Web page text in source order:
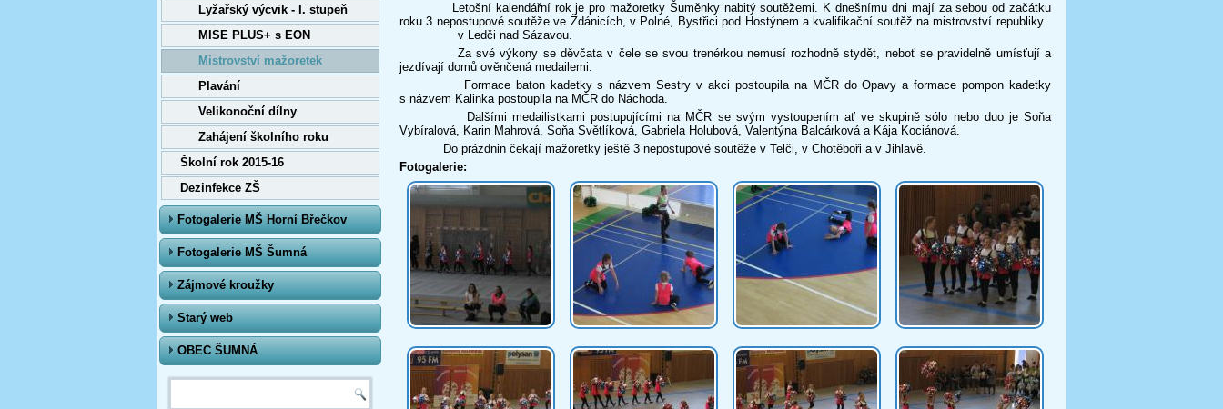
Lyžařský výcvik - I. stupeň
MISE PLUS+ s EON
Mistrovství mažoretek
Plavání
Velikonoční dílny
Zahájení školního roku
Školní rok 2015-16
Dezinfekce ZŠ
Fotogalerie MŠ Horní Břečkov
Fotogalerie MŠ Šumná
Zájmové kroužky
Starý web
OBEC ŠUMNÁ
Vyhledávání
Letošní kalendářní rok je pro mažoretky Šuměnky nabitý soutěžemi. K dnešnímu dni mají za sebou od začátku
roku 3 nepostupové soutěže ve Ždánicích, v Polné, Bystřici pod Hostýnem a kvalifikační soutěž na mistrovství republiky
v Ledči nad Sázavou.
Za své výkony se děvčata v čele se svou trenérkou nemusí rozhodně stydět, neboť se pravidelně umísťují a
jezdívají domů ověnčená medailemi.
Formace baton kadetky s názvem Sestry v akci postoupila na MČR do Opavy a formace pompon kadetky
s názvem Kalinka postoupila na MČR do Náchoda.
Dalšími medailistkami postupujícími na MČR se svým vystoupením ať ve skupině sólo nebo duo je Soňa
Vybíralová, Karin Mahrová, Soňa Světlíková, Gabriela Holubová, Valentýna Balcárková a Kája Kociánová.
Do prázdnin čekají mažoretky ještě 3 nepostupové soutěže v Telči, v Chotěboři a v Jihlavě.
Fotogalerie: